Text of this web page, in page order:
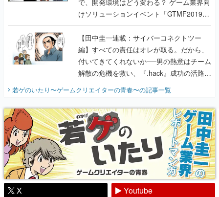
で、開発環境はどう変わる？ ゲーム業界向
けソリューションイベント「GTMF2019」
に行って、より理解を深めよう【PR】
【田中圭一連載：サイバーコネクトツー
編】すべての責任はオレが取る。だから、
付いてきてくれないか──男の熱意はチーム
解散の危機を救い、『.hack』成功の活路を
開く。業界の快男児・松山 洋に流れる血は
『少年ジャンプ』色だった【若ゲのいた
り】
若ゲのいたり〜ゲームクリエイターの青春〜の記事一覧
X
Youtube